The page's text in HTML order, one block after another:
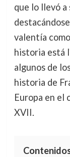
que lo llevó a
valentía
historia está
algunos de
historia de
Europa en el
XVII.